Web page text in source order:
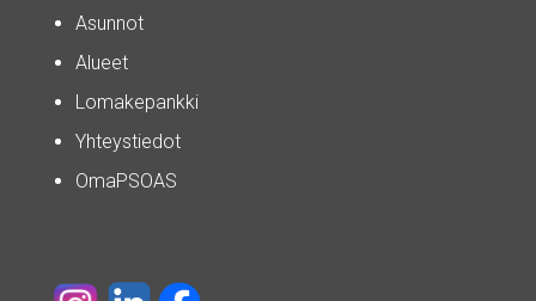
Asunnot
Alueet
Lomakepankki
Yhteystiedot
OmaPSOAS